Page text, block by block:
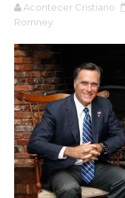
Acontecer Cristiano
Romney